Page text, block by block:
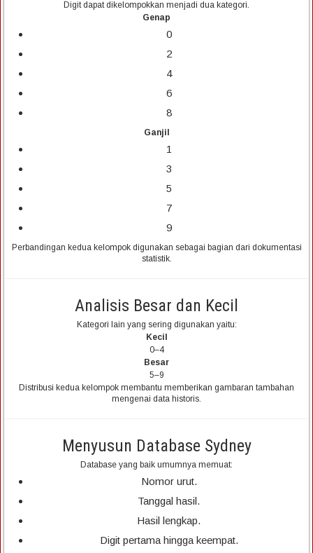
Digit dapat dikelompokkan menjadi dua kategori.
Genap
0
2
4
6
8
Ganjil
1
3
5
7
9
Perbandingan kedua kelompok digunakan sebagai bagian dari dokumentasi
statistik.
Analisis Besar dan Kecil
Kategori lain yang sering digunakan yaitu:
Kecil
0–4
Besar
5–9
Distribusi kedua kelompok membantu memberikan gambaran tambahan
mengenai data historis.
Menyusun Database Sydney
Database yang baik umumnya memuat:
Nomor urut.
Tanggal hasil.
Hasil lengkap.
Digit pertama hingga keempat.